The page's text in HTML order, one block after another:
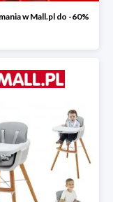
w Mall.pl do -60%